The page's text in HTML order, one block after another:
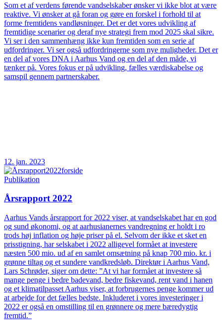
Som et af verdens førende vandselskaber ønsker vi ikke blot at være
reaktive. Vi ønsker at gå foran og gøre en forskel i forhold til at
forme fremtidens vandløsninger. Det er det vores udvikling af
fremtidige scenarier og deraf nye strategi frem mod 2025 skal sikre.
Vi ser i den sammenhæng ikke kun fremtiden som en serie af
udfordringer. Vi ser også udfordringerne som nye muligheder. Det er
en del af vores DNA i Aarhus Vand og en del af den måde, vi
tænker på. Vores fokus er på udvikling, fælles værdiskabelse og
samspil gennem partnerskaber.
12. jan. 2023
Publikation
Årsrapport 2022
Aarhus Vands årsrapport for 2022 viser, at vandselskabet har en god
og sund økonomi, og at aarhusianernes vandregning er holdt i ro
trods høj inflation og høje priser på el. Selvom der ikke et sket en
prisstigning, har selskabet i 2022 alligevel formået at investere
næsten 500 mio. ud af en samlet omsætning på knap 700 mio. kr. i
grønne tiltag og et sundere vandkredsløb. Direktør i Aarhus Vand,
Lars Schrøder, siger om dette: ”At vi har formået at investere så
mange penge i bedre badevand, bedre fiskevand, rent vand i hanen
og et klimatilpasset Aarhus viser, at forbrugernes penge kommer ud
at arbejde for det fælles bedste. Inkluderet i vores investeringer i
2022 er også en omstilling til en grønnere og mere bæredygtig
fremtid.”